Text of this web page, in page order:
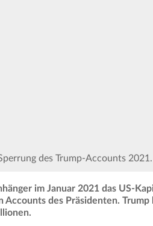
des Trump-Accounts 2021.
im Januar 2021 das US-
des Präsidenten. Trump